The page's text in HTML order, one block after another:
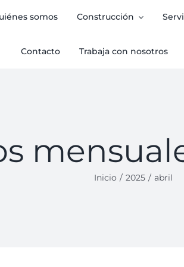
somos Construcción
Contacto Trabaja con nosotros
Inicio 2025 abril